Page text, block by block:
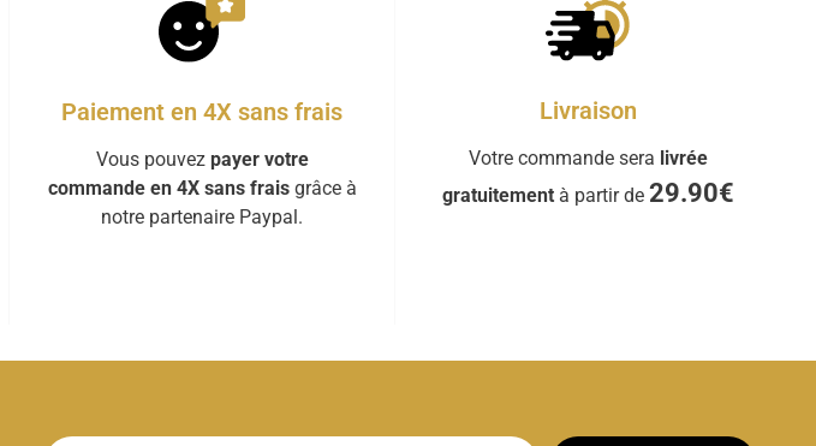
Paiement en 4X sans frais
Vous pouvez payer votre
commande en 4X sans fraisgrâce à
notre partenaire Paypal.
Livraison
Votre commande sera livrée
gratuitementà partir de 29.90€